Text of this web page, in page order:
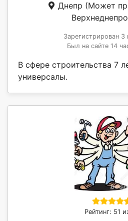
Днепр (Может
Зарегистрирован 3
Был на сайте 14
В сфере строительства 7
универсалы.
Рейтинг: 51